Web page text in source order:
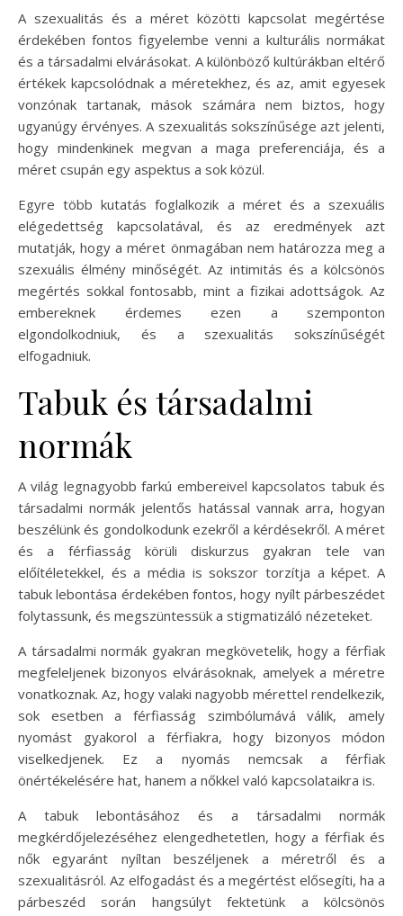
A szexualitás és a méret közötti kapcsolat megértése
érdekében fontos figyelembe venni a kulturális normákat
és a társadalmi elvárásokat. A különböző kultúrákban eltérő
értékek kapcsolódnak a méretekhez, és az, amit egyesek
vonzónak tartanak, mások számára nem biztos, hogy
ugyanúgy érvényes. A szexualitás sokszínűsége azt jelenti,
hogy mindenkinek megvan a maga preferenciája, és a
méret csupán egy aspektus a sok közül.
Egyre több kutatás foglalkozik a méret és a szexuális
elégedettség kapcsolatával, és az eredmények azt
mutatják, hogy a méret önmagában nem határozza meg a
szexuális élmény minőségét. Az intimitás és a kölcsönös
megértés sokkal fontosabb, mint a fizikai adottságok. Az
embereknek érdemes ezen a szemponton
elgondolkodniuk, és a szexualitás sokszínűségét
elfogadniuk.
Tabuk és társadalmi
normák
A világ legnagyobb farkú embereivel kapcsolatos tabuk és
társadalmi normák jelentős hatással vannak arra, hogyan
beszélünk és gondolkodunk ezekről a kérdésekről. A méret
és a férfiasság körüli diskurzus gyakran tele van
előítéletekkel, és a média is sokszor torzítja a képet. A
tabuk lebontása érdekében fontos, hogy nyílt párbeszédet
folytassunk, és megszüntessük a stigmatizáló nézeteket.
A társadalmi normák gyakran megkövetelik, hogy a férfiak
megfeleljenek bizonyos elvárásoknak, amelyek a méretre
vonatkoznak. Az, hogy valaki nagyobb mérettel rendelkezik,
sok esetben a férfiasság szimbólumává válik, amely
nyomást gyakorol a férfiakra, hogy bizonyos módon
viselkedjenek. Ez a nyomás nemcsak a férfiak
önértékelésére hat, hanem a nőkkel való kapcsolataikra is.
A tabuk lebontásához és a társadalmi normák
megkérdőjelezéséhez elengedhetetlen, hogy a férfiak és
nők egyaránt nyíltan beszéljenek a méretről és a
szexualitásról. Az elfogadást és a megértést elősegíti, ha a
párbeszéd során hangsúlyt fektetünk a kölcsönös